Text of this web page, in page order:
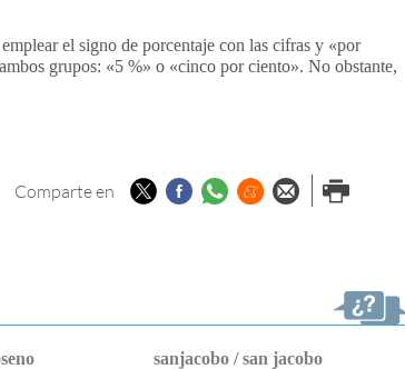
emplear el signo de porcentaje con las cifras y «por
grupos: «5 %» o «cinco por ciento». No obstante,
Comparte en TwitterFacebook
Whatsapp
Menéame
Enviar porImprimir
sanjacobo / san jacobo